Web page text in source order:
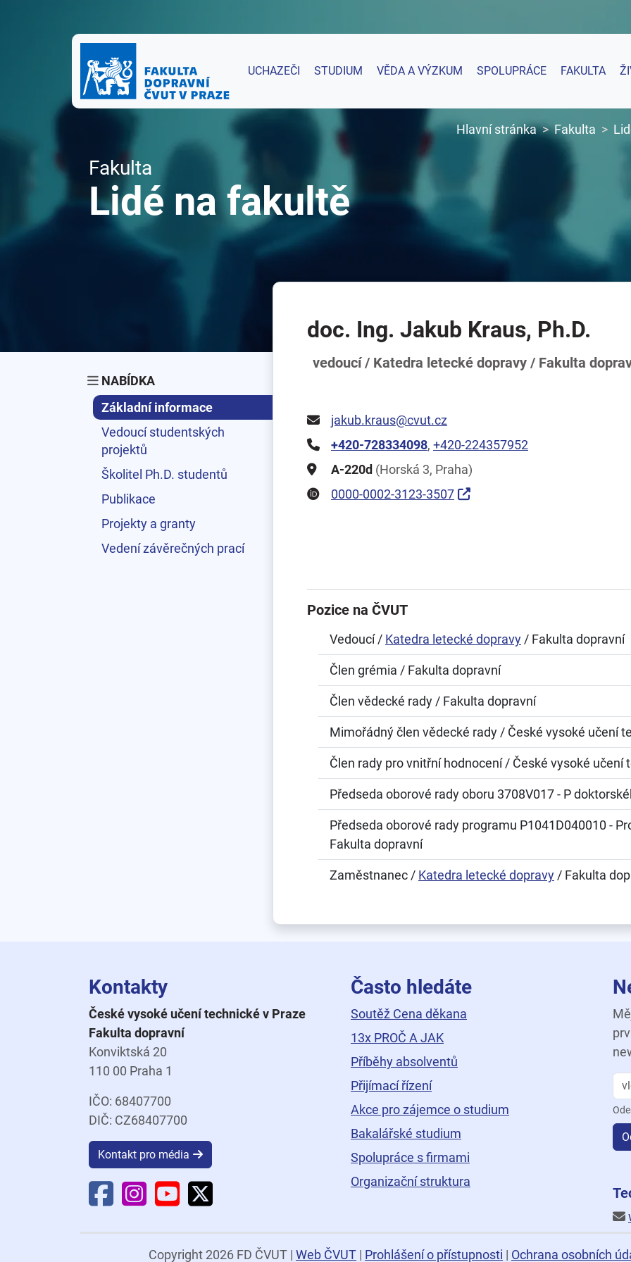
UCHAZEČI STUDIUM VĚDA A VÝZKUM SPOLUPRÁCE FAKULTA
Hlavní stránka Fakulta
Fakulta
Lidé na fakultě
NABÍDKA
Základní informace
Vedoucí studentských
projektů
Školitel Ph.D. studentů
Publikace
Projekty a granty
Vedení závěrečných prací
doc. Ing. Jakub Kraus, Ph.D.
vedoucí / Katedra letecké dopravy / Fakulta
jakub.kraus@cvut.cz
+420-728334098, +420-224357952
A-220d (Horská 3, Praha)
0000-0002-3123-3507
Pozice na ČVUT
Vedoucí / Katedra letecké dopravy / Fakulta dopravní
Člen grémia / Fakulta dopravní
Člen vědecké rady / Fakulta dopravní
Mimořádný člen vědecké rady / České vysoké učení
Člen rady pro vnitřní hodnocení / České vysoké učení
Předseda oborové rady oboru 3708V017 - P
Předseda oborové rady programu P1041D040010 -
Fakulta dopravní
Zaměstnanec / Katedra letecké dopravy / Fakulta
Kontakty
České vysoké učení technické v Praze
Fakulta dopravní
Konviktská 20
110 00 Praha 1
IČO: 68407700
DIČ: CZ68407700
Kontakt pro média
Facebook Fakulty dopravní
Instagram Fakulty dopravní
YouTube Fakulty dopravní
X Fakulty dopravní
Často hledáte
Soutěž Cena děkana
13x PROČ A JAK
Příběhy absolventů
Přijímací řízení
Akce pro zájemce o studium
Bakalářské studium
Spolupráce s firmami
Organizační struktura
Copyright 2026 FD ČVUT | Web ČVUT | Prohlášení o přístupnosti | Ochrana osobních